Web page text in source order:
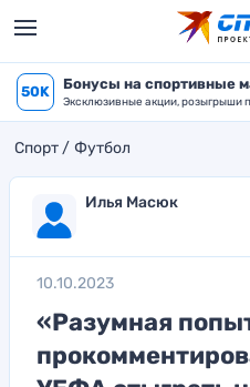
50K Бонусы на спортивные
Эксклюзивные акции, розыгрыши
Спорт Футбол
Илья Масюк
10.10.2023
«Разумная